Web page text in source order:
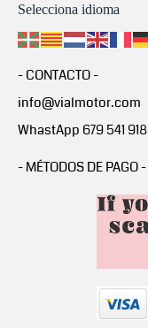
Selecciona idioma
- CONTACTO -
info@vialmotor.com
WhastApp 679 541 918
- MÉTODOS DE PAGO -